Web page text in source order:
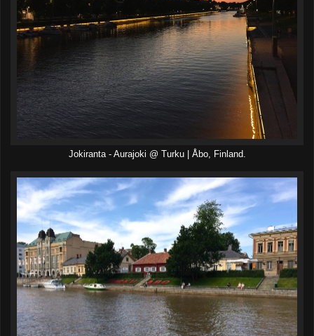
Jokiranta - Aurajoki @ Turku | Åbo, Finland.